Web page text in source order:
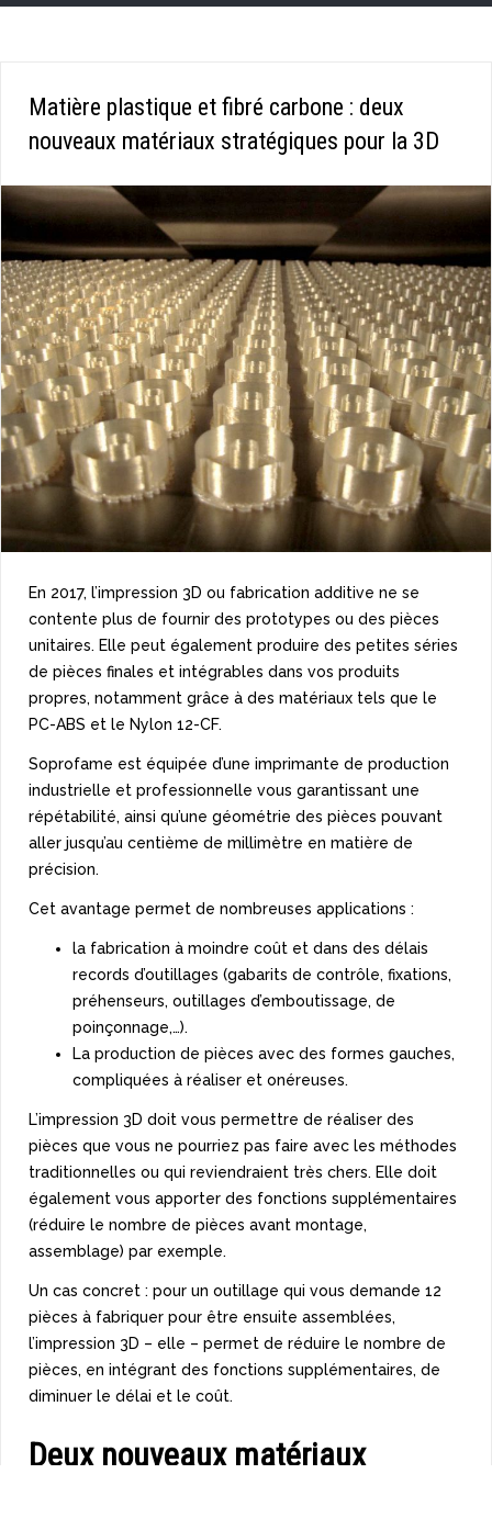
Matière plastique et fibré carbone : deux
nouveaux matériaux stratégiques pour la 3D
En 2017, l’impression 3D ou fabrication additive ne se
contente plus de fournir des prototypes ou des pièces
unitaires. Elle peut également produire des petites séries
de pièces finales et intégrables dans vos produits
propres, notamment grâce à des matériaux tels que le
PC-ABS et le Nylon 12-CF.
Soprofame est équipée d’une imprimante de production
industrielle et professionnelle vous garantissant une
répétabilité, ainsi qu’une géométrie des pièces pouvant
aller jusqu’au centième de millimètre en matière de
précision.
Cet avantage permet de nombreuses applications :
la fabrication à moindre coût et dans des délais
records d’outillages (gabarits de contrôle, fixations,
préhenseurs, outillages d’emboutissage, de
poinçonnage,…).
La production de pièces avec des formes gauches,
compliquées à réaliser et onéreuses.
L’impression 3D doit vous permettre de réaliser des
pièces que vous ne pourriez pas faire avec les méthodes
traditionnelles ou qui reviendraient très chers. Elle doit
également vous apporter des fonctions supplémentaires
(réduire le nombre de pièces avant montage,
assemblage) par exemple.
Un cas concret : pour un outillage qui vous demande 12
pièces à fabriquer pour être ensuite assemblées,
l’impression 3D – elle – permet de réduire le nombre de
pièces, en intégrant des fonctions supplémentaires, de
diminuer le délai et le coût.
Deux nouveaux matériaux